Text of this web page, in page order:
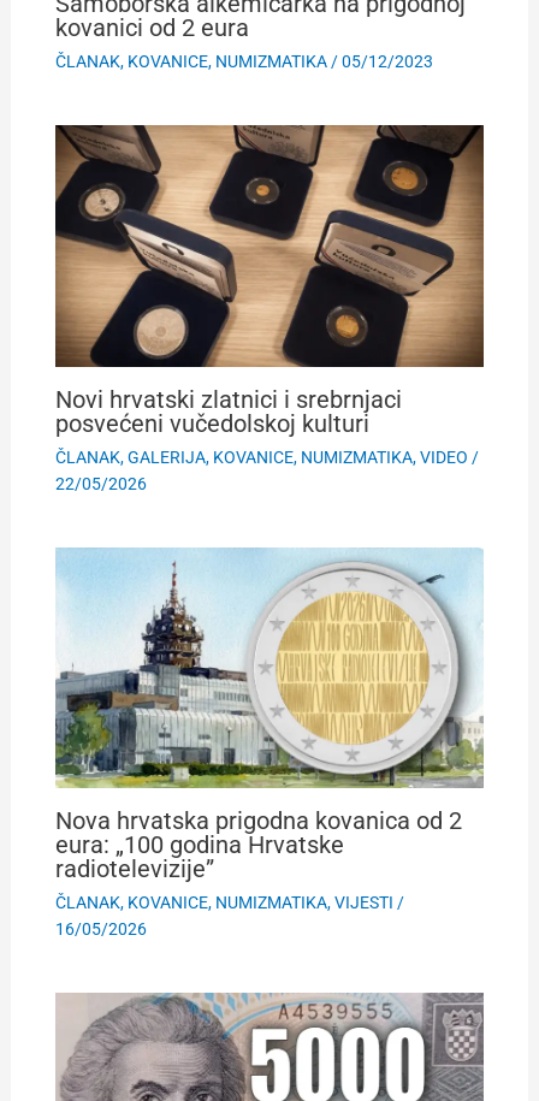
kovanici od 2 eura
ČLANAK, KOVANICE, NUMIZMATIKA/05/12/2023
Novi hrvatski zlatnici i srebrnjaci
posvećeni vučedolskoj kulturi
ČLANAK,GALERIJA, KOVANICE, NUMIZMATIKA,VIDEO /
22/05/2026
Nova hrvatska prigodna kovanica od 2
eura: „100 godina Hrvatske
radiotelevizije”
ČLANAK, KOVANICE, NUMIZMATIKA,VIJESTI /
16/05/2026